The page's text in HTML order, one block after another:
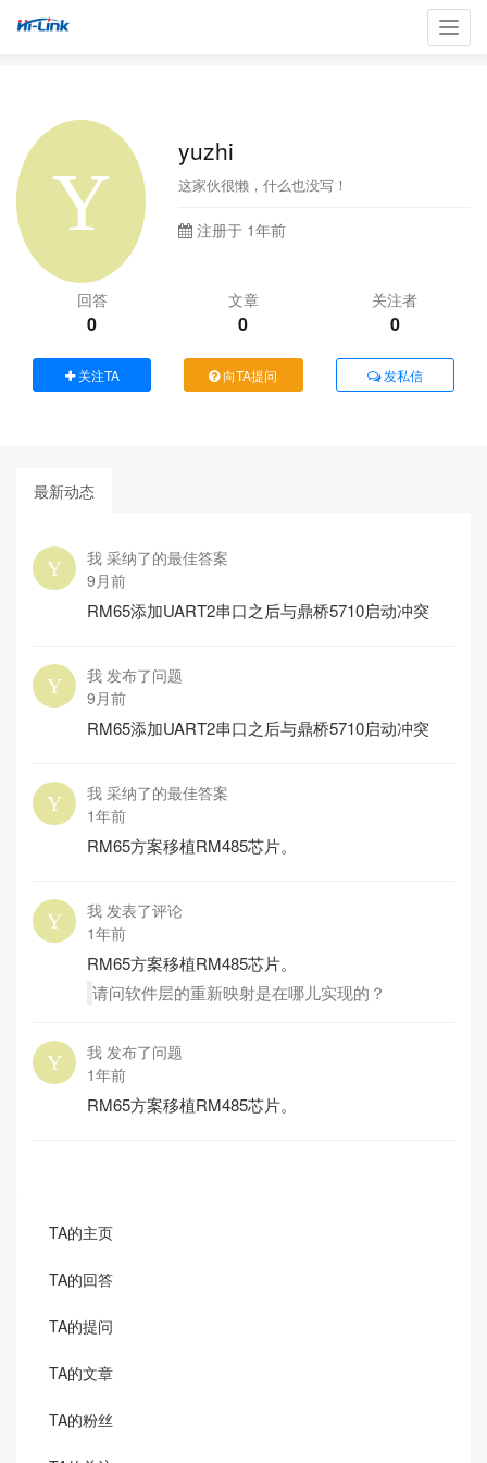
yuzhi
这家伙很懒，什么也没写！
注册于 1年前
回答
0
文章
0
关注者
0
关注TA 向TA提问 发私信
最新动态
我 采纳了的最佳答案
9月前
RM65添加UART2串口之后与鼎桥5710启动冲突
我 发布了问题
9月前
RM65添加UART2串口之后与鼎桥5710启动冲突
我 采纳了的最佳答案
1年前
RM65方案移植RM485芯片。
我 发表了评论
1年前
RM65方案移植RM485芯片。
请问软件层的重新映射是在哪儿实现的？
我 发布了问题
1年前
RM65方案移植RM485芯片。
TA的主页
TA的回答
TA的提问
TA的文章
TA的粉丝